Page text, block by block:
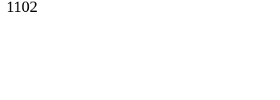
1102